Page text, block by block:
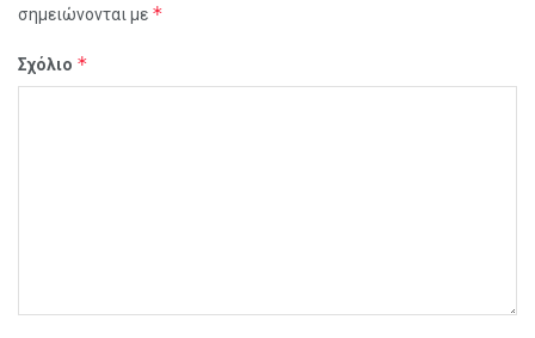
σημειώνονται με *
Σχόλιο *